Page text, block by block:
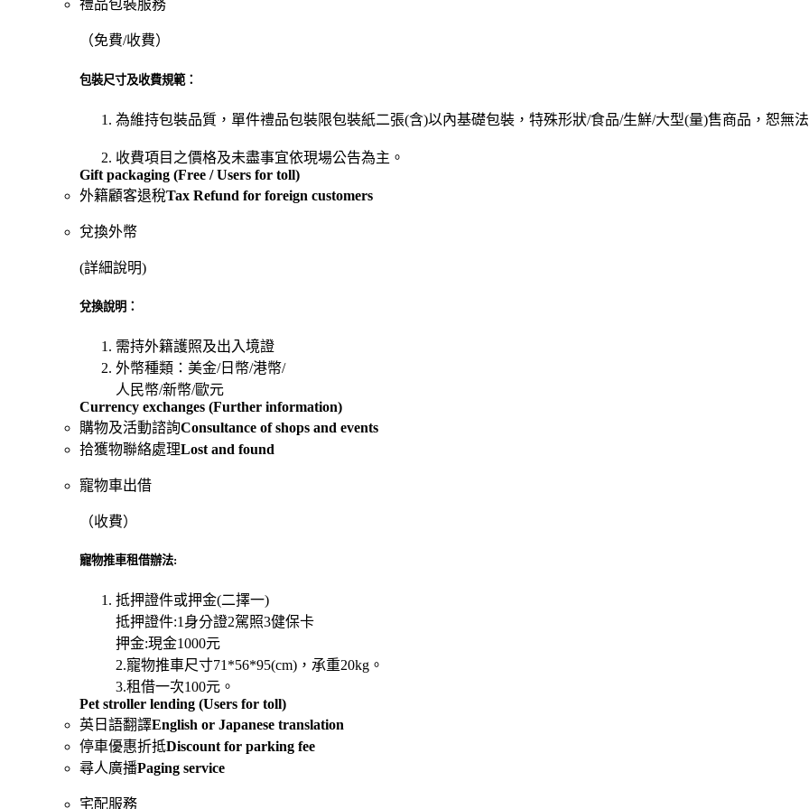
禮品包裝服務
（免費/收費）
包裝尺寸及收費規範：
為維持包裝品質，單件禮品包裝限包裝紙二張(含)以內基礎包裝，特殊形狀/食品/生鮮/大型(量)售商品，恕無
收費項目之價格及未盡事宜依現場公告為主。
Gift packaging (Free / Users for toll)
外籍顧客退稅Tax Refund for foreign customers
兌換外幣
(詳細說明)
兌換說明：
需持外籍護照及出入境證
外幣種類：美金/日幣/港幣/
人民幣/新幣/歐元
Currency exchanges (Further information)
購物及活動諮詢Consultance of shops and events
拾獲物聯絡處理Lost and found
寵物車出借
（收費）
寵物推車租借辦法:
抵押證件或押金(二擇一)
抵押證件:1身分證2駕照3健保卡
押金:現金1000元
2.寵物推車尺寸71*56*95(cm)，承重20kg。
3.租借一次100元。
Pet stroller lending (Users for toll)
英日語翻譯English or Japanese translation
停車優惠折抵Discount for parking fee
尋人廣播Paging service
宅配服務